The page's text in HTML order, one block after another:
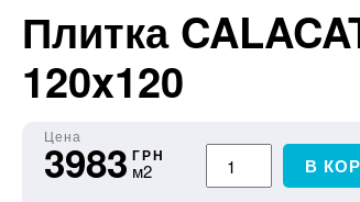
Плитка
120x120
Цена
3983 ГРН
м2 В